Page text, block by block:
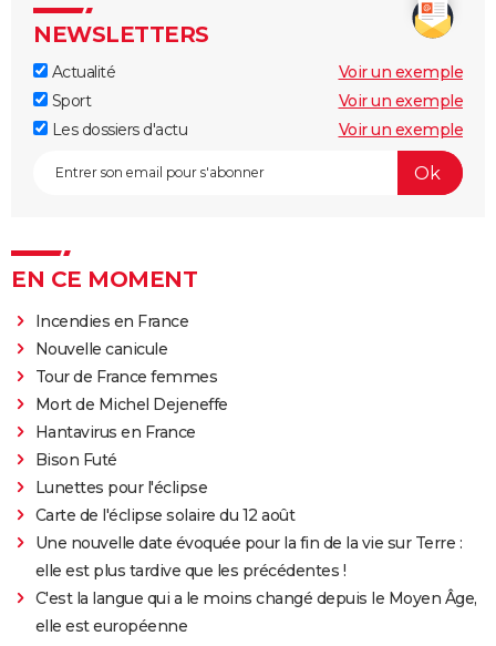
NEWSLETTERS
Actualité
Voir un exemple
Sport
Voir un exemple
Les dossiers d'actu
Voir un exemple
EN CE MOMENT
Incendies en France
Nouvelle canicule
Tour de France femmes
Mort de Michel Dejeneffe
Hantavirus en France
Bison Futé
Lunettes pour l'éclipse
Carte de l'éclipse solaire du 12 août
Une nouvelle date évoquée pour la fin de la vie sur Terre :
elle est plus tardive que les précédentes !
C'est la langue qui a le moins changé depuis le Moyen Âge,
elle est européenne